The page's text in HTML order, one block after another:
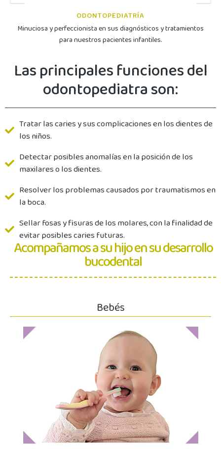
ODONTOPEDIATRÍA
Minuciosa y perfeccionista en sus diagnósticos y tratamientos
para nuestros pacientes infantiles.
Las principales funciones del
odontopediatra son:
Tratar las caries y sus complicaciones en los dientes de
los niños.
Detectar posibles anomalías en la posición de los
maxilares o los dientes.
Resolver los problemas causados por traumatismos en
la boca.
Sellar fosas y fisuras de los molares, con la finalidad de
evitar posibles caries futuras.
Acompañamos a su hijo en su desarrollo
bucodental
Bebés